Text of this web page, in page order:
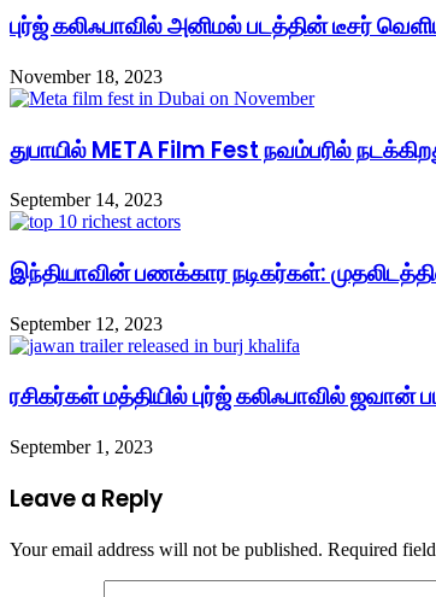
புர்ஜ் கலிஃபாவில் அனிமல் படத்தின் டீசர்
November 18, 2023
துபாயில் META Film Fest நவம்பரில்
September 14, 2023
இந்தியாவின் பணக்கார நடிகர்கள்:
September 12, 2023
ரசிகர்கள் மத்தியில் புர்ஜ் கலிஃபாவில் ஜவான்
September 1, 2023
Leave a Reply
Your email address will not be published. Required